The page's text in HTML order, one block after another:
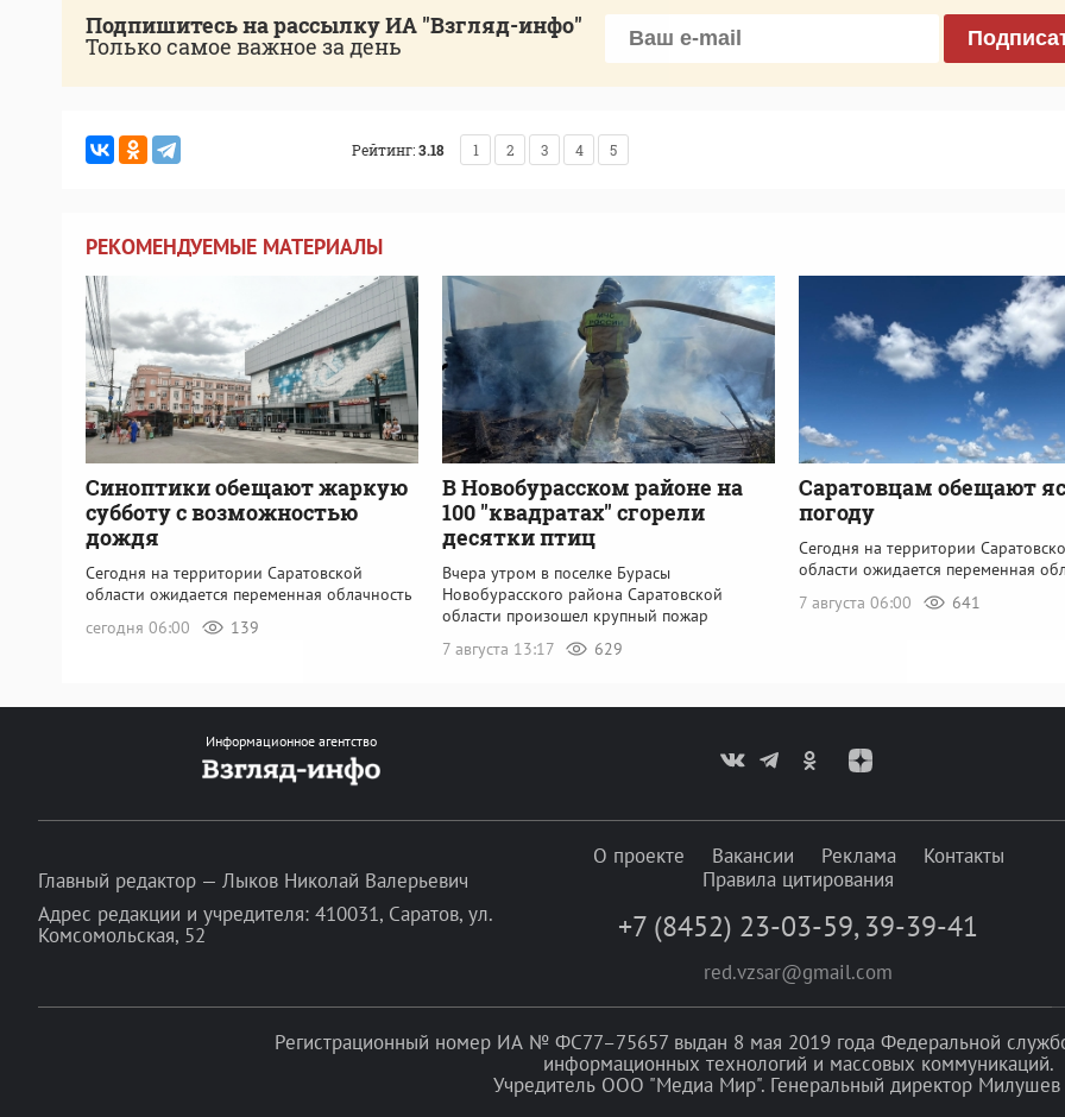
Подпишитесь на рассылку ИА "Взгляд-инфо"
Только самое важное за день
Рейтинг:3.18 1 2 3 4 5
РЕКОМЕНДУЕМЫЕ МАТЕРИАЛЫ
Синоптики обещают жаркую
субботу с возможностью
дождя
Сегодня на территории Саратовской
области ожидается переменная облачность
сегодня 06:00
139
В Новобурасском районе на
100 "квадратах" сгорели
десятки птиц
Вчера утром в поселке Бурасы
Новобурасского района Саратовской
области произошел крупный пожар
7 августа 13:17
629
Саратовцам обещают
погоду
Сегодня на территории
области ожидается переменная
7 августа 06:00
641
Информационное агентство
Главный редактор — Лыков Николай Валерьевич
Адрес редакции и учредителя: 410031, Саратов, ул.
Комсомольская, 52
О проекте Вакансии Реклама
Контакты
Правила цитирования
+7 (8452) 23-03-59, 39-39-41
red.vzsar@gmail.com
Регистрационный номер ИА № ФС77–75657 выдан 8 мая 2019 года Федеральной
информационных технологий и массовых коммуникаций.
Учредитель ООО "Медиа Мир". Генеральный директор